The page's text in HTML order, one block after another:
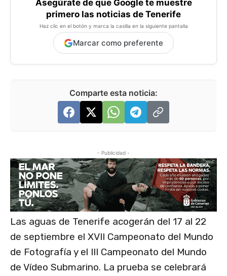
Asegúrate de que Google te muestre
primero las noticias de Tenerife
Haz clic en el botón y marca la casilla en la siguiente pantalla
Marcar como preferente
Comparte esta noticia:
- Publicidad -
Las aguas de Tenerife acogerán del 17 al 22
de septiembre el XVII Campeonato del Mundo
de Fotografía y el III Campeonato del Mundo
de Vídeo Submarino. La prueba se celebrará